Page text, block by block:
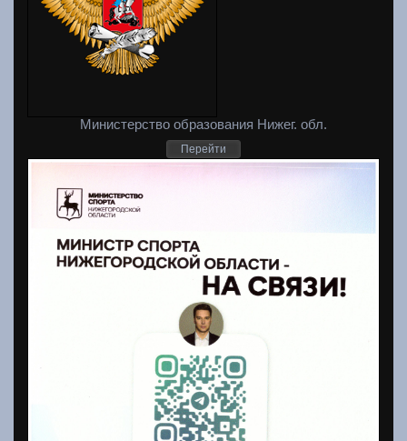
Министерство образования Нижег. обл.
Перейти